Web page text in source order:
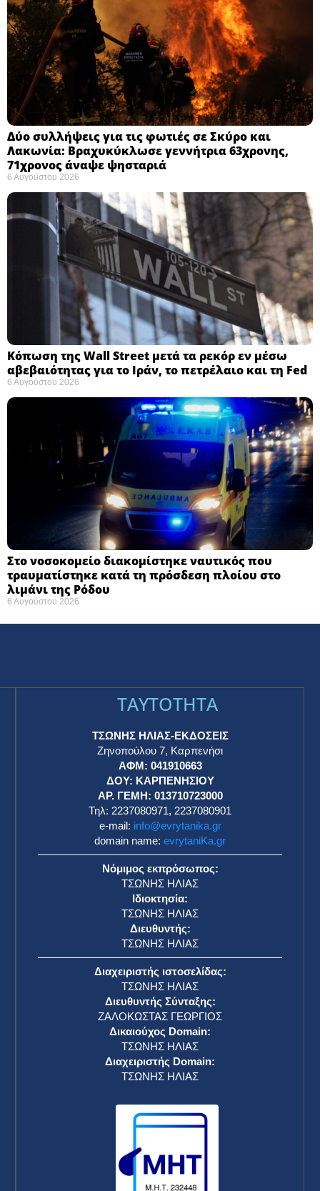
Δύο συλλήψεις για τις φωτιές σε Σκύρο και
Λακωνία: Βραχυκύκλωσε γεννήτρια 63χρονης,
71χρονος άναψε ψησταριά
6 Αυγούστου 2026
Κόπωση της Wall Street μετά τα ρεκόρ εν μέσω
αβεβαιότητας για το Ιράν, το πετρέλαιο και τη Fed
6 Αυγούστου 2026
Στο νοσοκομείο διακομίστηκε ναυτικός που
τραυματίστηκε κατά τη πρόσδεση πλοίου στο
λιμάνι της Ρόδου
6 Αυγούστου 2026
TAYTOTHTA
ΤΣΩΝΗΣ ΗΛΙΑΣ-ΕΚΔΟΣΕΙΣ
Ζηνοπούλου 7, Καρπενήσι
ΑΦΜ: 041910663
ΔΟΥ: ΚΑΡΠΕΝΗΣΙΟΥ
ΑΡ. ΓΕΜΗ: 013710723000
Τηλ: 2237080971, 2237080901
e-mail: info@evrytanika.gr
domain name: evrytaniKa.gr
Νόμιμος εκπρόσωπος:
ΤΣΩΝΗΣ ΗΛΙΑΣ
Ιδιοκτησία:
ΤΣΩΝΗΣ ΗΛΙΑΣ
Διευθυντής:
ΤΣΩΝΗΣ ΗΛΙΑΣ
Διαχειριστής ιστοσελίδας:
ΤΣΩΝΗΣ ΗΛΙΑΣ
Διευθυντής Σύνταξης:
ΖΑΛΟΚΩΣΤΑΣ ΓΕΩΡΓΙΟΣ
Δικαιούχος Domain:
ΤΣΩΝΗΣ ΗΛΙΑΣ
Διαχειριστής Domain:
ΤΣΩΝΗΣ ΗΛΙΑΣ